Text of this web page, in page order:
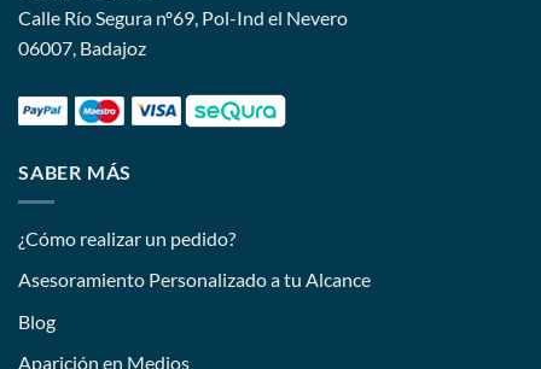
Calle Río Segura nº69, Pol-Ind el Nevero
06007, Badajoz
SABER MÁS
¿Cómo realizar un pedido?
Asesoramiento Personalizado a tu Alcance
Blog
Aparición en Medios